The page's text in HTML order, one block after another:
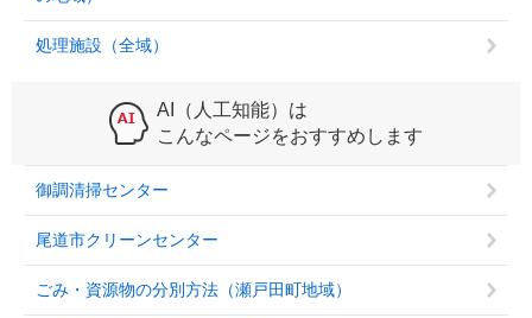
処理施設（全域）
AI（人工知能）は
こんなページをおすすめします
御調清掃センター
尾道市クリーンセンター
ごみ・資源物の分別方法（瀬戸田町地域）